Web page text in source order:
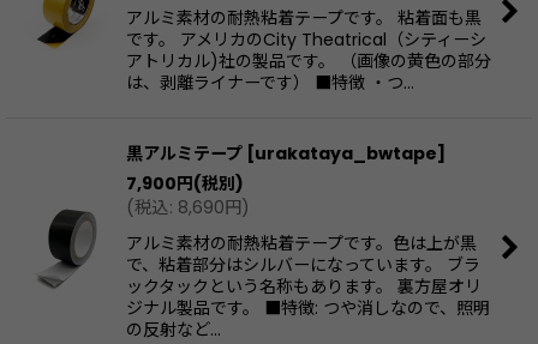
アルミ素材の耐熱粘着テープです。 粘着面も黒
です。 アメリカのCity Theatrical（シティーシ
アトリカル)社の製品です。 （画像の黄色の部分
は、剥離ライナーです） ■特徴 ・つ…
黒アルミテープ [urakataya_bwtape]
7,900円(税別)
(税込: 8,690円)
アルミ素材の耐熱粘着テープです。色は上が黒
で、粘着部分はシルバーになっています。 ブラ
ックタックという名称もあります。 裏方屋オリ
ジナル製品です。 ■特徴: つや消しなので、照明
の反射など…